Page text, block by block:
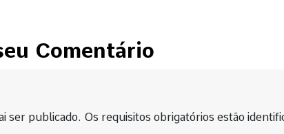
Comentário
ser publicado. Os requisitos obrigatórios estão